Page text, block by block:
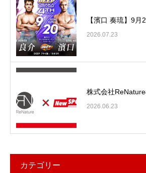
【濱口 奏琉】9月
2026.07.23
株式会社ReNature
2026.06.23
カテゴリー